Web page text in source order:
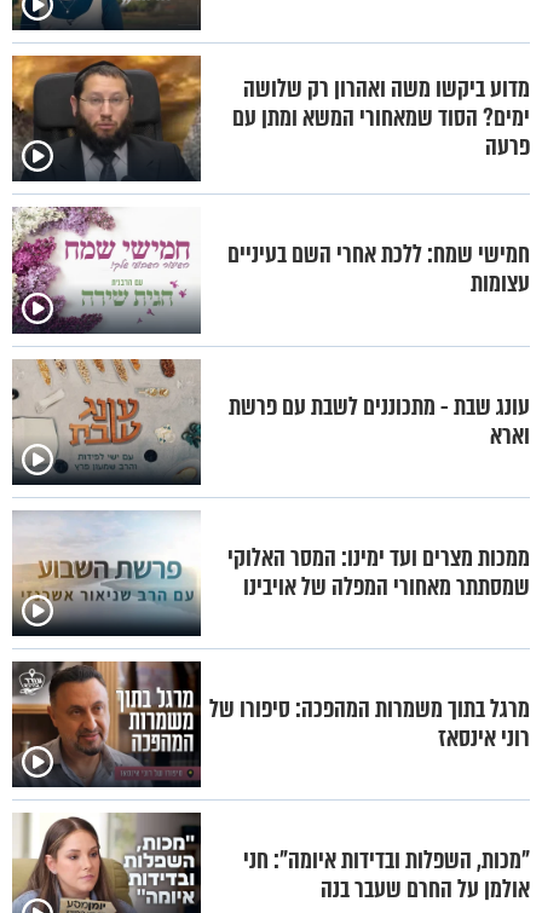
מדוע ביקשו משה ואהרון רק שלושה
ימים? הסוד שמאחורי המשא ומתן עם
פרעה
חמישי שמח: ללכת אחרי השם בעיניים
עצומות
עונג שבת - מתכוננים לשבת עם פרשת
וארא
ממכות מצרים ועד ימינו: המסר האלוקי
שמסתתר מאחורי המפלה של אויבינו
מרגל בתוך משמרות המהפכה: סיפורו של
רוני אינסאז
"מכות, השפלות ובדידות איומה": חני
אולמן על החרם שעבר בנה